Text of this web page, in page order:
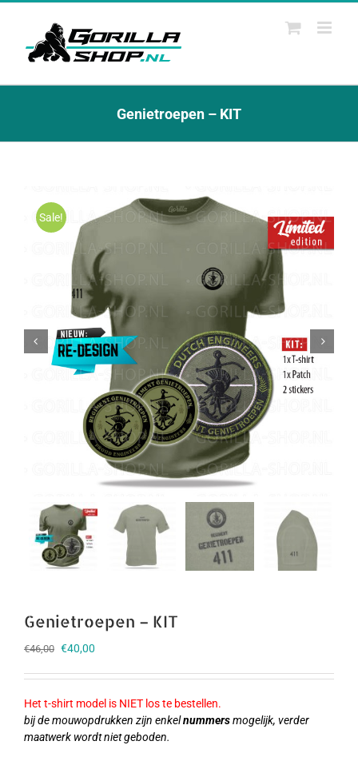
Ga
Genietroepen – KIT
Sale!
 
Genietroepen – KIT
€46,00 Oorspronkelijke
was:
€46,00.
€40,00
is:
€40,00.
Het t-shirt model is NIET los te bestellen.
bij de mouwopdrukken zijn enkelnummersmogelijk, verder
maatwerk wordt niet geboden.